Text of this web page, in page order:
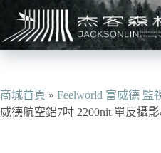
主
容
商城首頁 » Feelworld 富威德 監
威德航空鋁7吋 2200nit 單反攝